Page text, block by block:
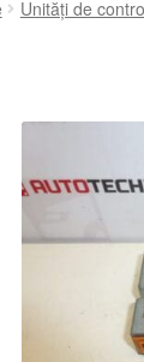
Unități de